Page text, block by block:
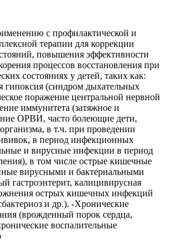
с профилактической и
терапии для коррекции
повышения эффективности
процессов восстановления при
состояниях у детей, таких как:
гипоксия (синдром дыхательных
поражение центральной нервной
иммунитета (затяжное и
ОРВИ, часто болеющие дети,
в т.ч. при проведении
в период инфекционных
и вирусные инфекции в период
в том числе острые кишечные
вирусными и бактериальными
гастроэнтерит, калицивирусная
острых кишечных инфекций
и др.). -Хронические
(врожденный порок сердца,
воспалительные